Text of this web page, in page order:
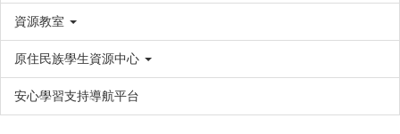
資源教室
原住民族學生資源中心
安心學習支持導航平台